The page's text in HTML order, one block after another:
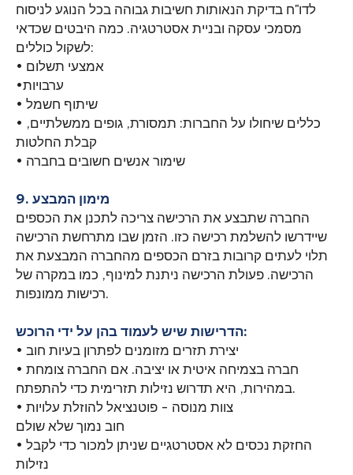
לדו"ח בדיקת הנאותות חשיבות גבוהה בכל הנוגע לניסוח
מסמכי עסקה ובניית אסטרטגיה. כמה היבטים שכדאי
לשקול כוללים:
• אמצעי תשלום
•ערבויות
• שיתוף חשמל
• כללים שיחולו על החברות: תמסורת, גופים ממשלתיים,
קבלת החלטות
• שימור אנשים חשובים בחברה
9. מימון המבצע
החברה שתבצע את הרכישה צריכה לתכנן את הכספים
שיידרשו להשלמת רכישה כזו. הזמן שבו מתרחשת הרכישה
תלוי לעתים קרובות בזרם הכספים מהחברה המבצעת את
הרכישה. פעולת הרכישה ניתנת למינוף, כמו במקרה של
רכישות ממונפות.
הדרישות שיש לעמוד בהן על ידי הרוכש:
• יצירת תזרים מזומנים לפתרון בעיות חוב
• חברה בצמיחה איטית או יציבה. אם החברה צומחת
במהירות, היא תדרוש נזילות תזרימית כדי להתפתח.
• צוות מנוסה - פוטנציאל להוזלת עלויות
חוב נמוך שלא שולם
• החזקת נכסים לא אסטרטגיים שניתן למכור כדי לקבל
נזילות